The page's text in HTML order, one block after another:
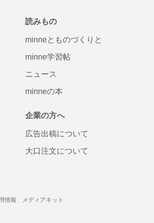
読みもの
minneとものづくりと
minne学習帖
ニュース
minneの本
企業の方へ
広告出稿について
大口注文について
情報 メディアキット